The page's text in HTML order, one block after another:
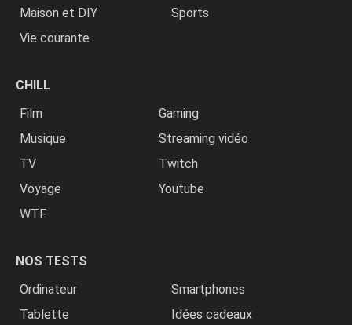
Maison et DIY
Sports
Vie courante
CHILL
Film
Gaming
Musique
Streaming vidéo
TV
Twitch
Voyage
Youtube
WTF
NOS TESTS
Ordinateur
Smartphones
Tablette
Idées cadeaux